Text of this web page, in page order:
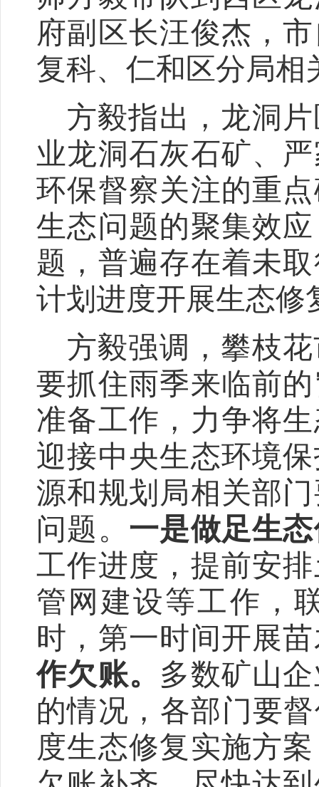
府副区长汪俊杰，
复科、仁和区分局相
方毅指出，龙洞
业龙洞石灰石矿、
环保督察关注的重
生态问题的聚集效
题，普遍存在着未
计划进度开展生态修
方毅强调，攀枝
要抓住雨季来临前
准备工作，力争将
迎接中央生态环境
源和规划局相关部
问题。 一是做足生
工作进度，提前安
管网建设等工作，
时，第一时间开展
作欠账。 多数矿山
的情况，各部门要
度生态修复实施方